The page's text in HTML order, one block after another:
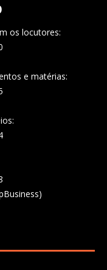
os locutores:
e matérias: